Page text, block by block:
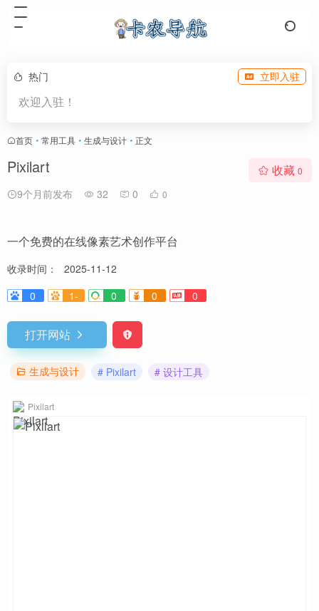
热门 立即入驻
欢迎入驻！
首页 • 常用工具 • 生成与设计 • 正文
Pixilart
9个月前发布 32 0 0
收藏 0
一个免费的在线像素艺术创作平台
收录时间：
2025-11-12
0
1- 0 0 0
打开网站
生成与设计 # Pixilart # 设计工具
Pixilart